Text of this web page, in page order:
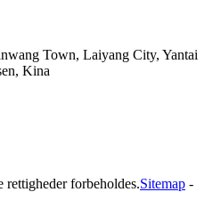
Town, Laiyang City, Yantai
Kina
forbeholdes.Sitemap -